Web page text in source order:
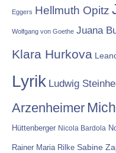
Eggers Hellmuth Opitz
Wolfgang von Goethe Juana
Klara Hurkova
Lyrik Ludwig
Arzenheimer
Hüttenberger Nicola Bardola
Rainer Maria Rilke Sabine